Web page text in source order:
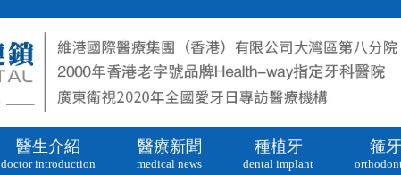
醫生介紹
doctor introduction
醫療新聞
medical news
種植牙
dental implant
箍牙